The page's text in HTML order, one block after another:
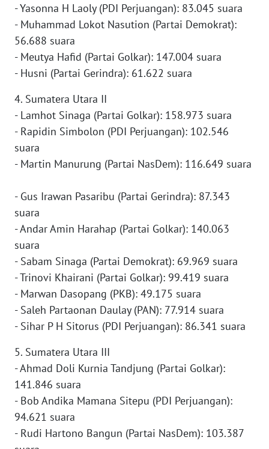
- Yasonna H Laoly (PDI Perjuangan): 83.045 suara
- Muhammad Lokot Nasution (Partai Demokrat):
56.688 suara
- Meutya Hafid (Partai Golkar): 147.004 suara
- Husni (Partai Gerindra): 61.622 suara
4. Sumatera Utara II
- Lamhot Sinaga (Partai Golkar): 158.973 suara
- Rapidin Simbolon (PDI Perjuangan): 102.546
suara
- Martin Manurung (Partai NasDem): 116.649 suara
- Gus Irawan Pasaribu (Partai Gerindra): 87.343
suara
- Andar Amin Harahap (Partai Golkar): 140.063
suara
- Sabam Sinaga (Partai Demokrat): 69.969 suara
- Trinovi Khairani (Partai Golkar): 99.419 suara
- Marwan Dasopang (PKB): 49.175 suara
- Saleh Partaonan Daulay (PAN): 77.914 suara
- Sihar P H Sitorus (PDI Perjuangan): 86.341 suara
5. Sumatera Utara III
- Ahmad Doli Kurnia Tandjung (Partai Golkar):
141.846 suara
- Bob Andika Mamana Sitepu (PDI Perjuangan):
94.621 suara
- Rudi Hartono Bangun (Partai NasDem): 103.387
WN
SULTRA
WN
NTB
SULTENG
WN
SULBAR
WN
BABEL
WN
SUMSEL
WN
WN
LAMPUNG
WN
JATENG